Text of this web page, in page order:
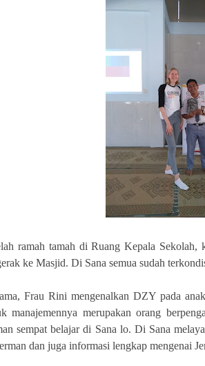
ramah tamah di Ruang Kepala
ke Masjid. Di Sana semua sudah
Frau Rini mengenalkan DZY pada
manajemennya merupakan orang
sempat belajar di Sana lo. Di Sana
dan juga informasi lengkap mengenai